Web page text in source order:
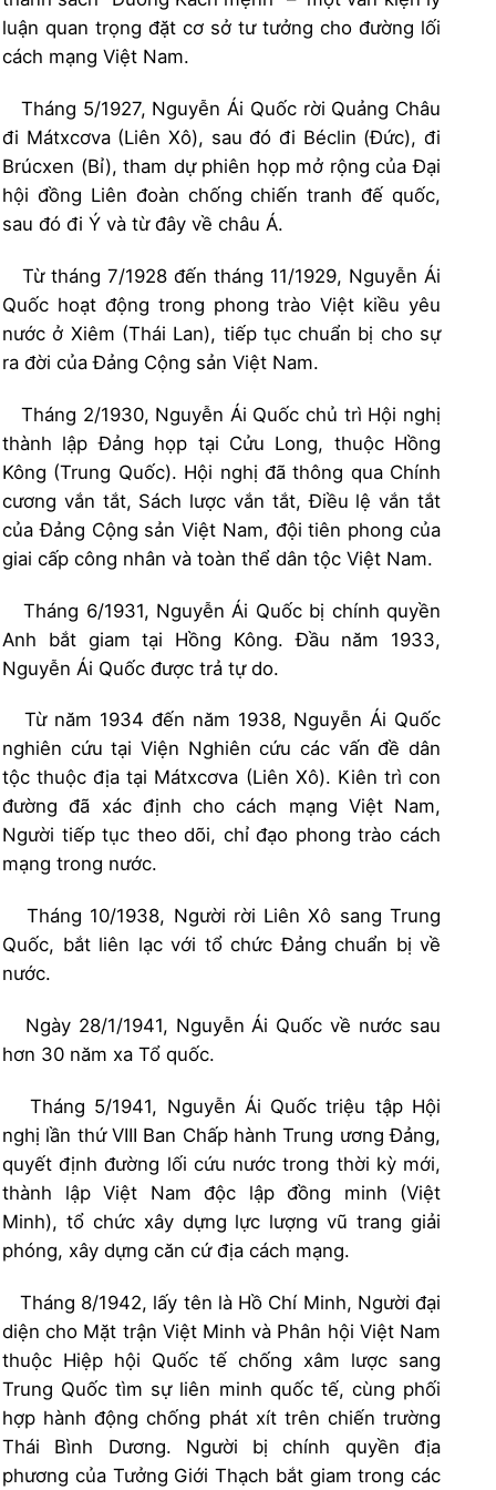
luận quan trọng đặt cơ sở tư tưởng cho đường lối
cách mạng Việt Nam.
Tháng 5/1927, Nguyễn Ái Quốc rời Quảng Châu
đi Mátxcơva (Liên Xô), sau đó đi Béclin (Đức), đi
Brúcxen (Bỉ), tham dự phiên họp mở rộng của Đại
hội đồng Liên đoàn chống chiến tranh đế quốc,
sau đó đi Ý và từ đây về châu Á.
Từ tháng 7/1928 đến tháng 11/1929, Nguyễn Ái
Quốc hoạt động trong phong trào Việt kiều yêu
nước ở Xiêm (Thái Lan), tiếp tục chuẩn bị cho sự
ra đời của Đảng Cộng sản Việt Nam.
Tháng 2/1930, Nguyễn Ái Quốc chủ trì Hội nghị
thành lập Đảng họp tại Cửu Long, thuộc Hồng
Kông (Trung Quốc). Hội nghị đã thông qua Chính
cương vắn tắt, Sách lược vắn tắt, Điều lệ vắn tắt
của Đảng Cộng sản Việt Nam, đội tiên phong của
giai cấp công nhân và toàn thể dân tộc Việt Nam.
Tháng 6/1931, Nguyễn Ái Quốc bị chính quyền
Anh bắt giam tại Hồng Kông. Đầu năm 1933,
Nguyễn Ái Quốc được trả tự do.
Từ năm 1934 đến năm 1938, Nguyễn Ái Quốc
nghiên cứu tại Viện Nghiên cứu các vấn đề dân
tộc thuộc địa tại Mátxcơva (Liên Xô). Kiên trì con
đường đã xác định cho cách mạng Việt Nam,
Người tiếp tục theo dõi, chỉ đạo phong trào cách
mạng trong nước.
Tháng 10/1938, Người rời Liên Xô sang Trung
Quốc, bắt liên lạc với tổ chức Đảng chuẩn bị về
nước.
Ngày 28/1/1941, Nguyễn Ái Quốc về nước sau
hơn 30 năm xa Tổ quốc.
Tháng 5/1941, Nguyễn Ái Quốc triệu tập Hội
nghị lần thứ VIII Ban Chấp hành Trung ương Đảng,
quyết định đường lối cứu nước trong thời kỳ mới,
thành lập Việt Nam độc lập đồng minh (Việt
Minh), tổ chức xây dựng lực lượng vũ trang giải
phóng, xây dựng căn cứ địa cách mạng.
Tháng 8/1942, lấy tên là Hồ Chí Minh, Người đại
diện cho Mặt trận Việt Minh và Phân hội Việt Nam
thuộc Hiệp hội Quốc tế chống xâm lược sang
Trung Quốc tìm sự liên minh quốc tế, cùng phối
hợp hành động chống phát xít trên chiến trường
Thái Bình Dương. Người bị chính quyền địa
phương của Tưởng Giới Thạch bắt giam trong các